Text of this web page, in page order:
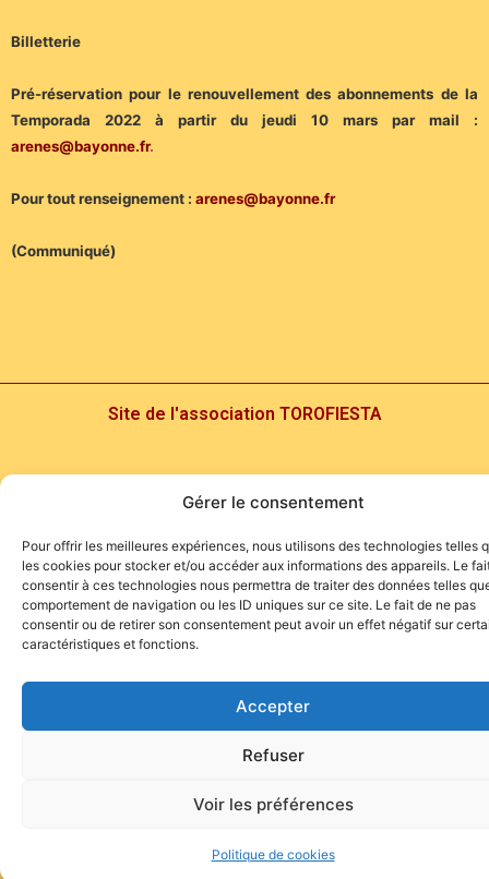
Gérer le consentement
Pour offrir les meilleures expériences, nous utilisons des technologies telles
les cookies pour stocker et/ou accéder aux informations des appareils. Le
consentir à ces technologies nous permettra de traiter des données telles
comportement de navigation ou les ID uniques sur ce site. Le fait de ne pas
consentir ou de retirer son consentement peut avoir un effet négatif sur
caractéristiques et fonctions.
Accepter
Refuser
Voir les préférences
Politique de cookies
Billetterie
Pré-réservation pour le renouvellement des abonnements de la
Temporada 2022 à partir du jeudi 10 mars par mail :
arenes@bayonne.fr.
Pour tout renseignement : arenes@bayonne.fr
(Communiqué)
Site de l'association TOROFIESTA